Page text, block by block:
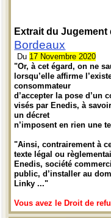
Extrait du Jugement
Bordeaux
Du 17 Novembre 2020
"Or, à cet égard, on ne
lorsqu’elle affirme
consommateur
d’accepter la pose d’un
visés par Enedis, à
un décret
n’imposent en rien une
"Ainsi, contrairement à
texte légal ou
Enedis, société
public, d’installer au
Linky ..."
Vous avez le Droit de